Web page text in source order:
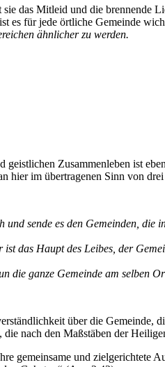
das Mitleid und die brennende
es für jede örtliche Gemeinde
ähnlicher zu werden.
Zusammenleben ist
hier im übertragenen Sinn von
und sende es den Gemeinden,
ist das Haupt des Leibes, der
die ganze Gemeinde am selben
über die
nach den Maßstäben der
gemeinsame und zielgerichtete